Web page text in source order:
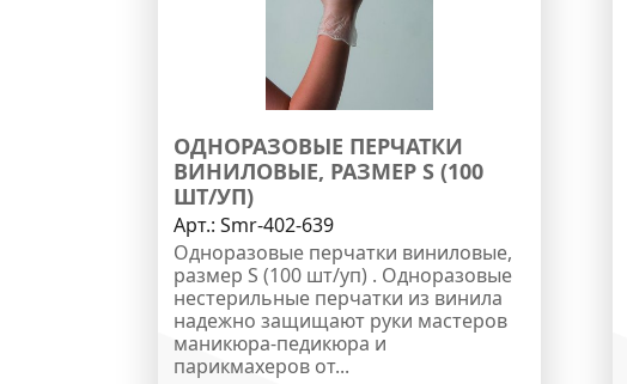
ОДНОРАЗОВЫЕ ПЕРЧАТКИ
ВИНИЛОВЫЕ, РАЗМЕР S (100
ШТ/УП)
Арт.:Smr-402-639
Одноразовые перчатки виниловые,
размер S (100 шт/уп) . Одноразовые
нестерильные перчатки из винила
надежно защищают руки мастеров
маникюра-педикюра и
парикмахеров от...